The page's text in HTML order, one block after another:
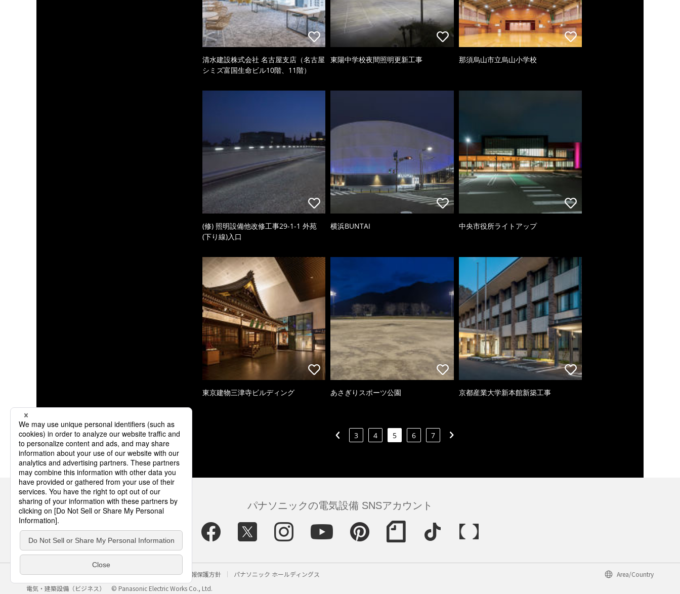
清水建設株式会社 名古屋支店（名古屋
シミズ富国生命ビル10階、11階）
東陽中学校夜間照明更新工事 那須烏山市立烏山小学校
(修) 照明設備他改修工事29-1-1 外苑
(下り線)入口
横浜BUNTAI 中央市役所ライトアップ
東京建物三津寺ビルディング あさぎりスポーツ公園 京都産業大学新本館新築工事
3 4 5 6 7
パナソニックの電気設備 SNSアカウント
サイトのご利用にあたって クッキーポリシー 個人情報保護方針 パナソニック ホールディングス
Area/Country
電気・建築設備（ビジネス）
© Panasonic Electric Works Co., Ltd.